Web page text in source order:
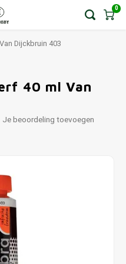
0
Dijckbruin 403
40 ml Van
Je beoordeling toevoegen